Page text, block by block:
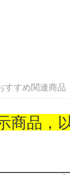
すすめ関連商品
商品，